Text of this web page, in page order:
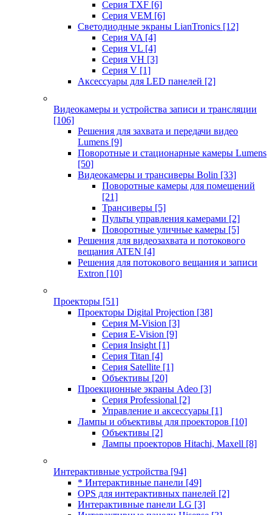
Серия TXF [6]
Серия VEM [6]
Светодиодные экраны LianTronics [12]
Серия VA [4]
Серия VL [4]
Серия VH [3]
Серия V [1]
Аксессуары для LED панелей [2]
Видеокамеры и устройства записи и трансляции
[106]
Решения для захвата и передачи видео
Lumens [9]
Поворотные и стационарные камеры Lumens
[50]
Видеокамеры и трансиверы Bolin [33]
Поворотные камеры для помещений
[21]
Трансиверы [5]
Пульты управления камерами [2]
Поворотные уличные камеры [5]
Решения для видеозахвата и потокового
вещания ATEN [4]
Решения для потокового вещания и записи
Extron [10]
Проекторы [51]
Проекторы Digital Projection [38]
Серия M-Vision [3]
Серия E-Vision [9]
Серия Insight [1]
Серия Titan [4]
Серия Satellite [1]
Объективы [20]
Проекционные экраны Adeo [3]
Серия Professional [2]
Управление и аксессуары [1]
Лампы и объективы для проекторов [10]
Объективы [2]
Лампы проекторов Hitachi, Maxell [8]
Интерактивные устройства [94]
* Интерактивные панели [49]
OPS для интерактивных панелей [2]
Интерактивные панели LG [3]